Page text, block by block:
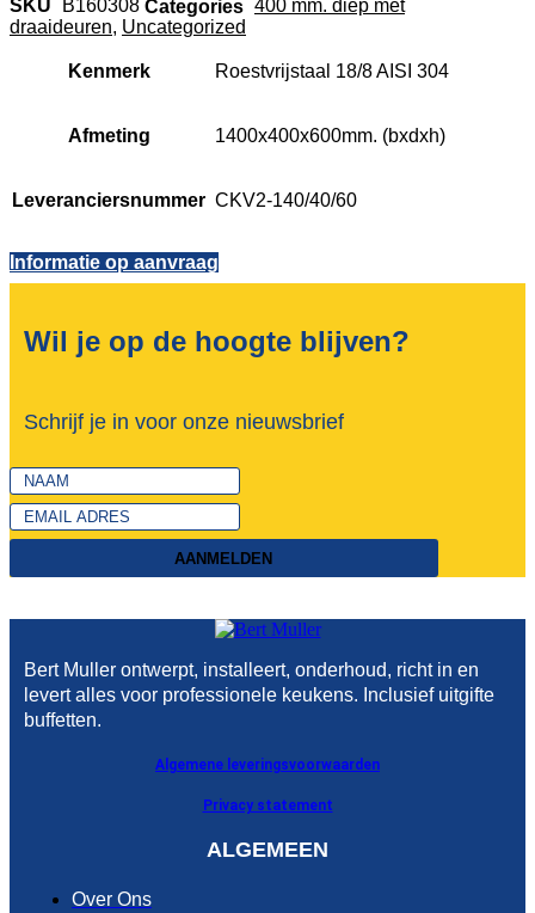
SKU
B160308 Categories 400 mm. diep met
draaideuren, Uncategorized
Kenmerk Roestvrijstaal 18/8 AISI 304
Afmeting 1400x400x600mm. (bxdxh)
Leveranciersnummer CKV2-140/40/60
Informatie op aanvraag
Wil je op de hoogte blijven?
Schrijf je in voor onze nieuwsbrief
AANMELDEN
Bert Muller ontwerpt, installeert, onderhoud, richt in en
levert alles voor professionele keukens. Inclusief uitgifte
buffetten.
Algemene leveringsvoorwaarden
Privacy statement
ALGEMEEN
Over Ons